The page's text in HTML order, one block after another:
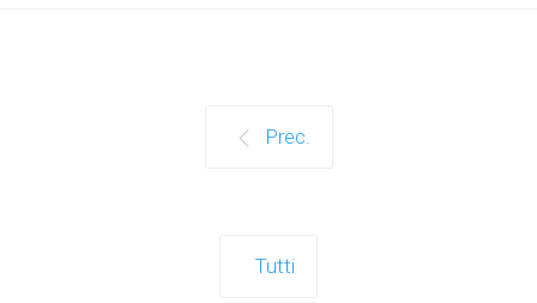
Prec.
Tutti